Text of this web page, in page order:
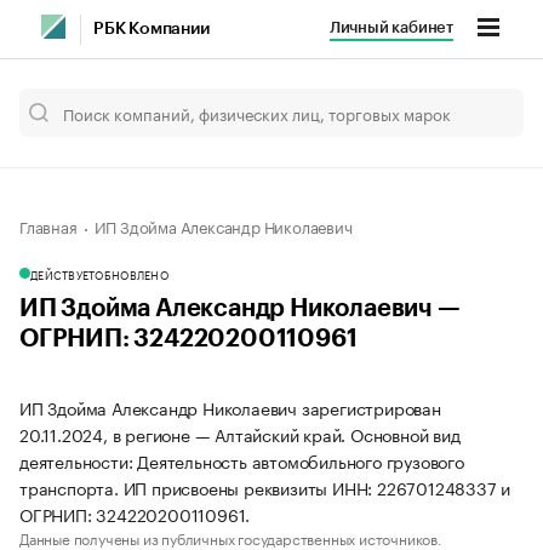
РБК Компании Личный кабинет
Главная ИП Здойма Александр Николаевич
ДЕЙСТВУЕТОБНОВЛЕНО
ИП Здойма Александр Николаевич —
ОГРНИП: 324220200110961
ИП Здойма Александр Николаевич зарегистрирован
20.11.2024, в регионе — Алтайский край. Основной вид
деятельности: Деятельность автомобильного грузового
транспорта. ИП присвоены реквизиты ИНН: 226701248337 и
ОГРНИП: 324220200110961.
Данные получены из публичных государственных источников.